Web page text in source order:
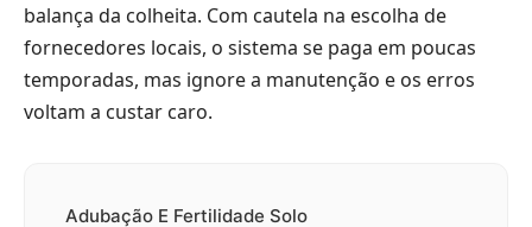
balança da colheita. Com cautela na escolha de
fornecedores locais, o sistema se paga em poucas
temporadas, mas ignore a manutenção e os erros
voltam a custar caro.
Adubação E Fertilidade Solo